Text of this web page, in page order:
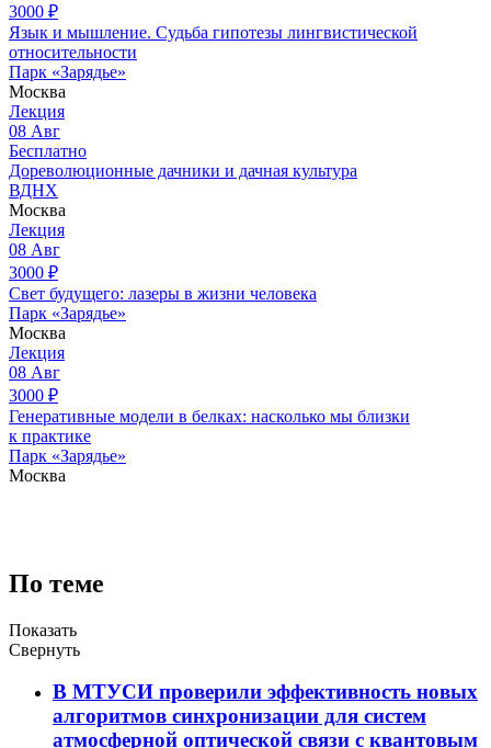
3000 ₽
Язык и мышление. Судьба гипотезы лингвистической
относительности
Парк «Зарядье»
Москва
Лекция
08 Авг
Бесплатно
Дореволюционные дачники и дачная культура
ВДНХ
Москва
Лекция
08 Авг
3000 ₽
Свет будущего: лазеры в жизни человека
Парк «Зарядье»
Москва
Лекция
08 Авг
3000 ₽
Генеративные модели в белках: насколько мы близки
к практике
Парк «Зарядье»
Москва
По теме
Показать
Свернуть
В МТУСИ проверили эффективность новых
алгоритмов синхронизации для систем
атмосферной оптической связи с квантовым